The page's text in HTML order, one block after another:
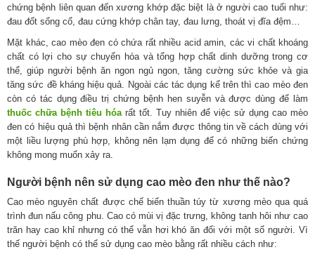
chứng bệnh liên quan đến xương khớp đặc biệt là ở người cao tuổi như:
đau đốt sống cổ, đau cứng khớp chân tay, đau lưng, thoát vị đĩa đệm…
Mặt khác, cao mèo đen có chứa rất nhiều acid amin, các vi chất khoáng
chất có lợi cho sự chuyển hóa và tổng hợp chất dinh dưỡng trong cơ
thể, giúp người bệnh ăn ngon ngủ ngon, tăng cường sức khỏe và gia
tăng sức đề kháng hiệu quả. Ngoài các tác dụng kể trên thì cao mèo đen
còn có tác dụng điều trị chứng bệnh hen suyễn và được dùng để làm
thuốc chữa bệnh tiêu hóarất tốt. Tuy nhiên để việc sử dụng cao mèo
đen có hiệu quả thì bệnh nhân cần nắm được thông tin về cách dùng với
một liều lượng phù hợp, không nên lạm dụng để có những biến chứng
không mong muốn xảy ra.
Người bệnh nên sử dụng cao mèo đen như thế nào?
Cao mèo nguyên chất được chế biến thuần túy từ xương mèo qua quá
trình đun nấu công phu. Cao có mùi vị đặc trưng, không tanh hôi như cao
trăn hay cao khỉ nhưng có thể vẫn hơi khó ăn đối với một số người. Vì
thế người bệnh có thể sử dụng cao mèo bằng rất nhiều cách như: